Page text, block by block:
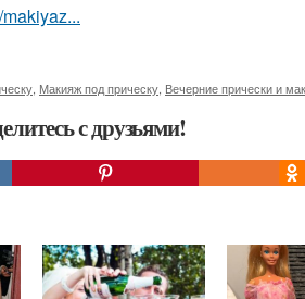
Макияж под прическу Вечерние прически и
с друзьями!